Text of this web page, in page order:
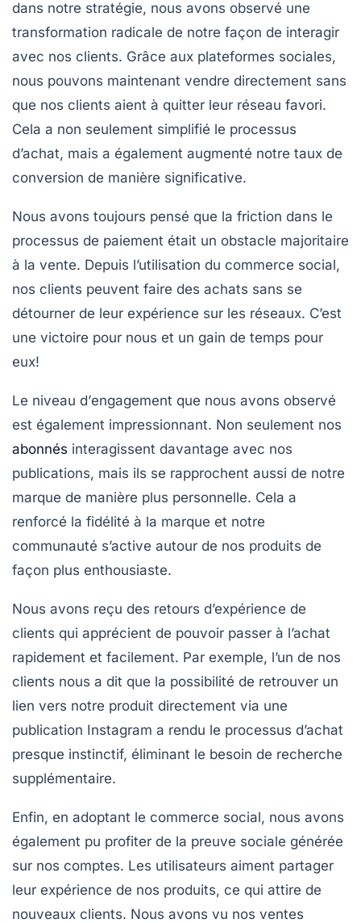
dans notre stratégie, nous avons observé une
transformation radicale de notre façon de interagir
avec nos clients. Grâce aux plateformes sociales,
nous pouvons maintenant vendre directement sans
que nos clients aient à quitter leur réseau favori.
Cela a non seulement simplifié le processus
d’achat, mais a également augmenté notre taux de
conversion de manière significative.
Nous avons toujours pensé que la friction dans le
processus de paiement était un obstacle majoritaire
à la vente. Depuis l’utilisation du commerce social,
nos clients peuvent faire des achats sans se
détourner de leur expérience sur les réseaux. C’est
une victoire pour nous et un gain de temps pour
eux!
Le niveau d’engagement que nous avons observé
est également impressionnant. Non seulement nos
abonnés interagissent davantage avec nos
publications, mais ils se rapprochent aussi de notre
marque de manière plus personnelle. Cela a
renforcé la fidélité à la marque et notre
communauté s’active autour de nos produits de
façon plus enthousiaste.
Nous avons reçu des retours d’expérience de
clients qui apprécient de pouvoir passer à l’achat
rapidement et facilement. Par exemple, l’un de nos
clients nous a dit que la possibilité de retrouver un
lien vers notre produit directement via une
publication Instagram a rendu le processus d’achat
presque instinctif, éliminant le besoin de recherche
supplémentaire.
Enfin, en adoptant le commerce social, nous avons
également pu profiter de la preuve sociale générée
sur nos comptes. Les utilisateurs aiment partager
leur expérience de nos produits, ce qui attire de
nouveaux clients. Nous avons vu nos ventes